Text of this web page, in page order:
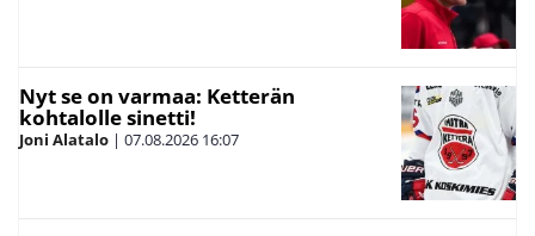
Nyt se on varmaa: Ketterän
kohtalolle sinetti!
Joni Alatalo | 07.08.2026 16:07